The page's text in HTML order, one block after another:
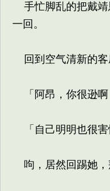
手忙脚乱的把戴靖
一回。
回到空气清新的客
「阿昂，你很逊啊
「自己明明也很害
呴，居然回踢她，